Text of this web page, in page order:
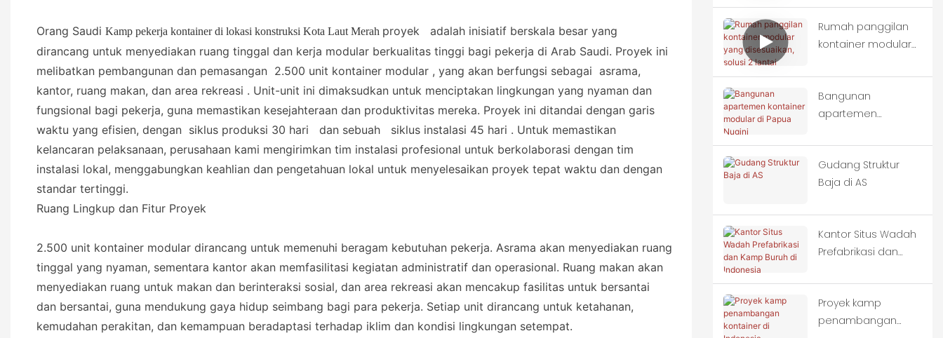
Orang Saudi Kamp pekerja kontainer di lokasi konstruksi Kota Laut Merah proyek
adalah inisiatif berskala besar yang
dirancang untuk menyediakan ruang tinggal dan kerja modular berkualitas tinggi bagi pekerja di Arab Saudi. Proyek ini
melibatkan pembangunan dan pemasangan 2.500 unit kontainer modular , yang akan berfungsi sebagai asrama,
kantor, ruang makan, dan area rekreasi . Unit-unit ini dimaksudkan untuk menciptakan lingkungan yang nyaman dan
fungsional bagi pekerja, guna memastikan kesejahteraan dan produktivitas mereka. Proyek ini ditandai dengan garis
waktu yang efisien, dengan siklus produksi 30 hari dan sebuah siklus instalasi 45 hari . Untuk memastikan
kelancaran pelaksanaan, perusahaan kami mengirimkan tim instalasi profesional untuk berkolaborasi dengan tim
instalasi lokal, menggabungkan keahlian dan pengetahuan lokal untuk menyelesaikan proyek tepat waktu dan dengan
standar tertinggi.
Ruang Lingkup dan Fitur Proyek
2.500 unit kontainer modular dirancang untuk memenuhi beragam kebutuhan pekerja. Asrama akan menyediakan ruang
tinggal yang nyaman, sementara kantor akan memfasilitasi kegiatan administratif dan operasional. Ruang makan akan
menyediakan ruang untuk makan dan berinteraksi sosial, dan area rekreasi akan mencakup fasilitas untuk bersantai
dan bersantai, guna mendukung gaya hidup seimbang bagi para pekerja. Setiap unit dirancang untuk ketahanan,
kemudahan perakitan, dan kemampuan beradaptasi terhadap iklim dan kondisi lingkungan setempat.
dengan Rumah
Kontainer Modular
Rumah panggilan
kontainer modular
solusi 2 lantai
Bangunan
apartemen
di Papua Nugini
Gudang Struktur
Baja di AS
Kantor Situs Wadah
Prefabrikasi dan
Indonesia
Proyek kamp
penambangan